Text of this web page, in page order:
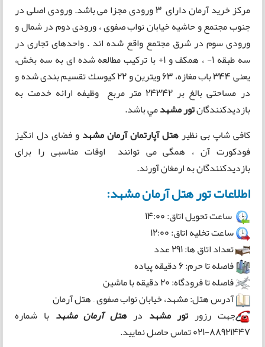
مرکز خرید آرمان دارای ۳ ورودی مجزا می باشد. ورودی اصلی در
جنوب مجتمع و حاشيه خيابان نواب صفوی ، ورودی دوم در شمال و
ورودی سوم در شرق مجتمع واقع شده اند . واحدهای تجاری در
سه طبقه ۱- ، همکف و ۱+ با ترکیب مطالعه شده ای به سه بخش،
یعنی ۳۴۴ باب مغازه، ۶۳ ویترین و ۲۲ كيوسك تقسیم بندی شده و
در مساحتی بالغ بر ۲۴۳۴۲ متر مربع وظیفه ارائه خدمت به
بازدیدکنندگانتور مشهدمي باشد.
کافی شاپ بی نظیرهتل آپارتمان آرمان مشهدو فضای دل انگیز
فودکورت آن ، همگی می توانند اوقات مناسبی را برای
بازدیدکنندگان به ارمغان آورند.
اطلاعات تور هتل آرمان مشهد:
ساعت تحویل اتاق: 14:00
ساعت تخلیه اتاق: 12:00
تعداد اتاق ها: 291 عدد
فاصله تا حرم: 6 دقیقه پیاده
فاصله تا فرودگاه: 20 دقیقه با ماشین
آدرس هتل: مشهد، خیابان نواب صفوی – هتل آرمان
جهت رزور تور مشهد درهتل آرمان مشهد با شماره
88921447-021 تماس حاصل نمایید.